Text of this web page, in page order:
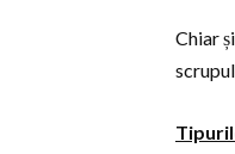
Chiar